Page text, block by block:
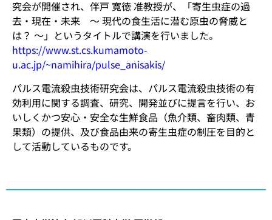
究会が開催され、伴戸 寛徳 准教授が、「寄生虫症の過
去・現在・未来 〜 現代の食生活に潜む原虫の脅威と
は？ 〜」というタイトルで講演を行いました。
https://www.st.cs.kumamoto-
u.ac.jp/~namihira/pulse_anisakis/
パルス電流殺虫技術研究会は、パルス電流殺虫技術の有
効利用に関する調査、研究、開発並びに提言を行い、お
いしくかつ安心・安全な生鮮食品（魚介類、畜肉類、青
果類）の提供、及び食品由来の寄生虫症の制圧を目的と
して活動しているものです。